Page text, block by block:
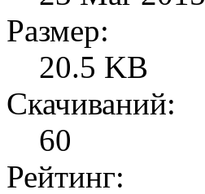
Размер:
20.5 KB
Скачиваний:
60
Рейтинг: